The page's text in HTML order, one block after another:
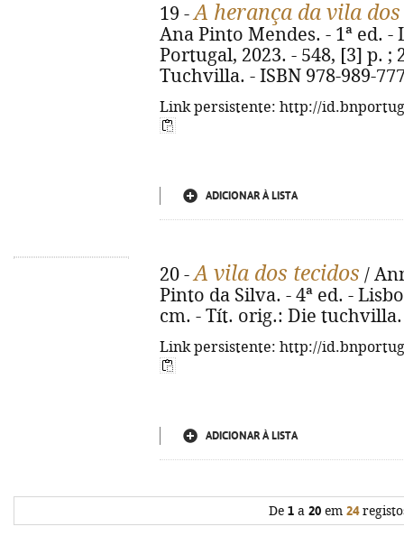
19 -A herança da vila
Ana Pinto Mendes. - 1ª ed.
Portugal, 2023. - 548, [3] p. ;
Tuchvilla. - ISBN 978-989-
Link persistente: http://
ADICIONAR À LISTA
20 -A vila dos tecidos /
Pinto da Silva. - 4ª ed. -
cm. - Tít. orig.: Die tuchvilla.
Link persistente: http://
ADICIONAR À LISTA
De 1a 20em 24